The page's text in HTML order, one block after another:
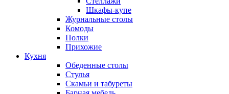
Шкафы-купе
Журнальные столы
Комоды
Полки
Прихожие
Кухня
Обеденные столы
Стулья
Скамьи и табуреты